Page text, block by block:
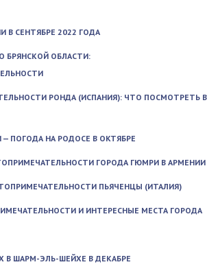
В СЕНТЯБРЕ 2022 ГОДА
БРЯНСКОЙ ОБЛАСТИ:
РОНДА (ИСПАНИЯ): ЧТО ПОСМОТРЕТЬ В
ПОГОДА НА РОДОСЕ В ОКТЯБРЕ
ГОРОДА ГЮМРИ В АРМЕНИИ
ПЬЯЧЕНЦЫ (ИТАЛИЯ)
И ИНТЕРЕСНЫЕ МЕСТА ГОРОДА
В ШАРМ-ЭЛЬ-ШЕЙХЕ В ДЕКАБРЕ